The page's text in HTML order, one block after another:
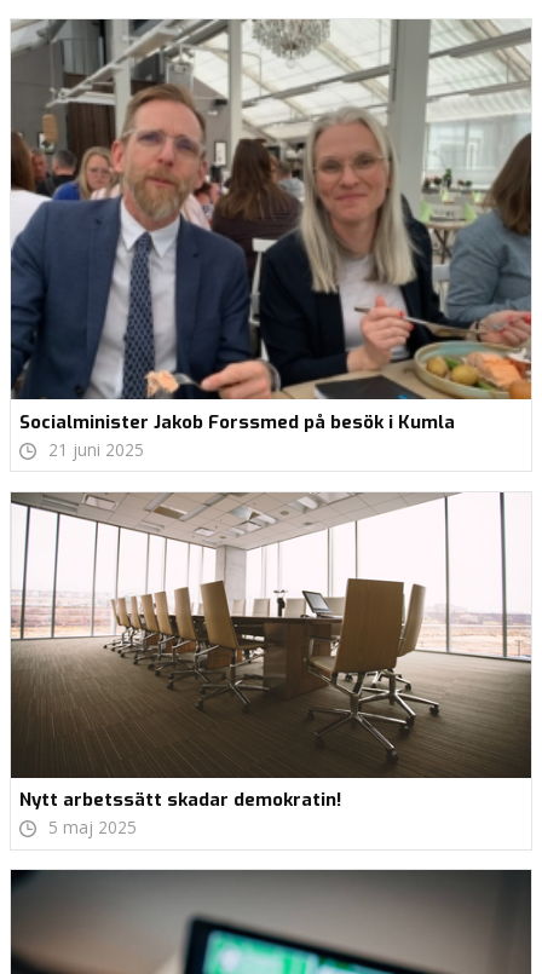
Socialminister Jakob Forssmed på besök i Kumla
21 juni 2025
Nytt arbetssätt skadar demokratin!
5 maj 2025